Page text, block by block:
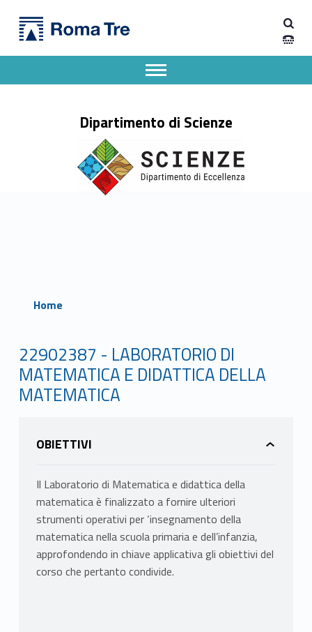
Dipartimento di Scienze
Dipartimento di Scienze
Apri il menu secondario
Header info sidebar
Home
22902387 - LABORATORIO DI
MATEMATICA E DIDATTICA DELLA
MATEMATICA
OBIETTIVI
Il Laboratorio di Matematica e didattica della
matematica è finalizzato a fornire ulteriori
strumenti operativi per ‘insegnamento della
matematica nella scuola primaria e dell’infanzia,
approfondendo in chiave applicativa gli obiettivi del
corso che pertanto condivide.